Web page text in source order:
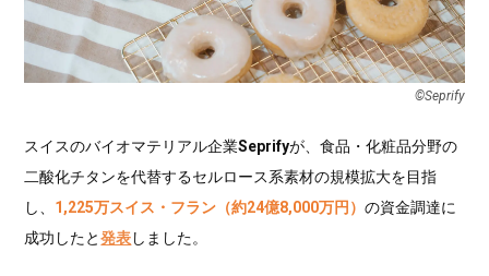
©Seprify
スイスのバイオマテリアル企業Seprifyが、食品・化粧品分野の
二酸化チタンを代替するセルロース系素材の規模拡大を目指
し、 1,225万スイス・フラン（約24億8,000万円）の資金調達に
成功したと発表しました。